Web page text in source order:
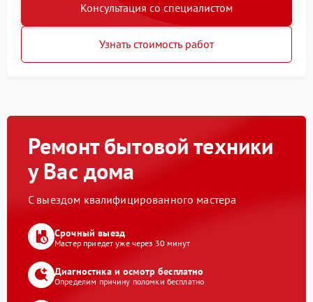
Консультация со специалистом
Узнать стоимость работ
Ремонт бытовой техники
у Вас дома
С выездом квалифицированного мастера
Срочный выезд
Мастер приедет уже через 30 минут
Диагностика и осмотр бесплатно
Определим причину поломки бесплатно